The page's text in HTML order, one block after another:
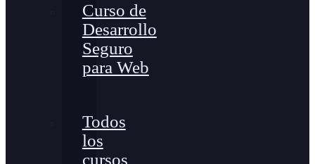
Curso de
Desarrollo
Seguro
para Web
Todos
los
cursos